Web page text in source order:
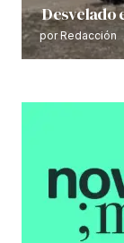
Desvelado
por Redacción